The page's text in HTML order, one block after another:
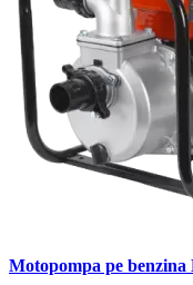
Motopompa pe benzina